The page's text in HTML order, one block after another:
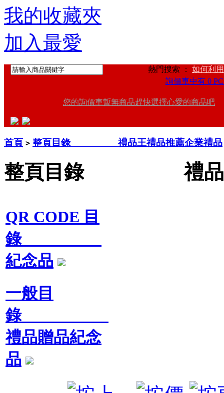
我的收藏夾
加入最愛
熱門搜索 ： 如何利
詢價車中有 0
您的詢價車暫無商品趕快選擇心愛的商品吧
首頁 > 整頁目錄 禮品王禮品推薦企業禮品
整頁目錄 禮品王
QR CODE 目
錄
紀念品
一般目
錄
禮品贈品紀念
品